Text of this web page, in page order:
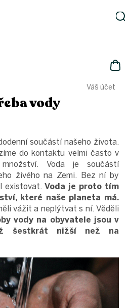
Váš účet
vody
součástí našeho života.
do kontaktu velmi často v
Voda je součástí
živého na Zemi. Bez ní by
existovat.Voda je proto tím
které naše planeta má.
vážit a neplýtvat s ní. Věděli
vody na obyvatele jsou v
šestkrát nižší než na